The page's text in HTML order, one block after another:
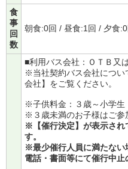
食
事
回
数
朝食:0回 / 昼食:1回 / 夕食:0
■利用バス会社：ＯＴＢ又
※当社契約バス会社につ
会社】 をご覧ください。
※子供料金：３歳～小学生
※３歳未満のお子様はご参
※【催行決定】が表示され
す。
※最少催行人員に満たない
電話・書面等にて催行中止